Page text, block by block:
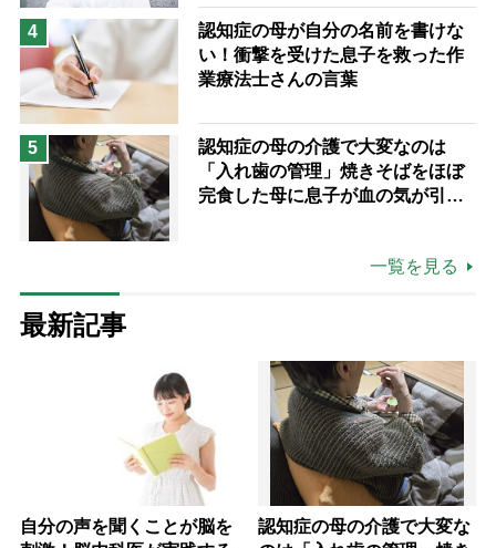
ながら自分らしくいられる」
4
認知症の母が自分の名前を書けな
い！衝撃を受けた息子を救った作
業療法士さんの言葉
5
認知症の母の介護で大変なのは
「入れ歯の管理」焼きそばをほぼ
完食した母に息子が血の気が引い
一覧を見る
最新記事
自分の声を聞くことが脳を
認知症の母の介護で大変な